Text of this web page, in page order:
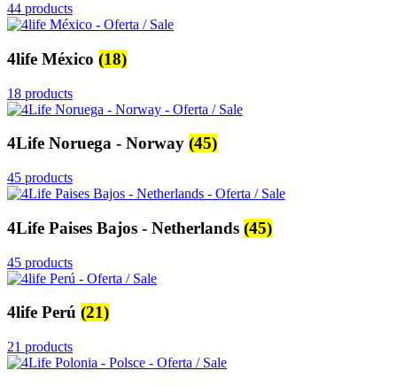
44 products
4life México (18)
18 products
4Life Noruega - Norway (45)
45 products
4Life Paises Bajos - Netherlands (45)
45 products
4life Perú (21)
21 products